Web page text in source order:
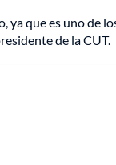
ya que es uno de
de la CUT.